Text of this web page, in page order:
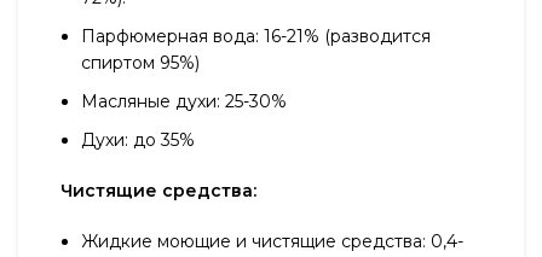
Парфюмерная вода: 16-21% (разводится
спиртом 95%)
Масляные духи: 25-30%
Духи: до 35%
Чистящие средства:
Жидкие моющие и чистящие средства: 0,4-